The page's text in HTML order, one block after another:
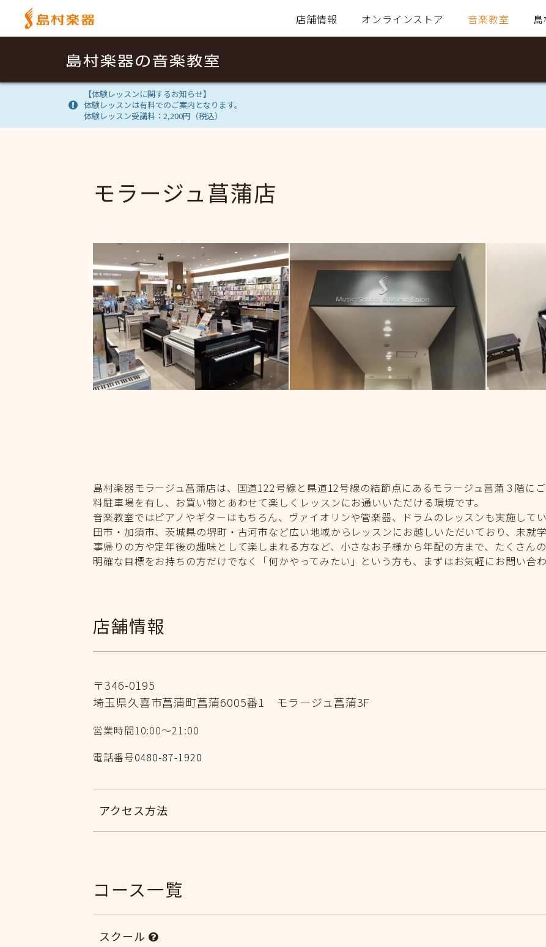
店舗情報 オンラインストア 音楽教室
【体験レッスンに関するお知らせ】
体験レッスンは有料でのご案内となります。
体験レッスン受講料：2,200円（税込）
モラージュ菖蒲店
島村楽器モラージュ菖蒲店は、国道122号線と県道12号線の結節点にあるモラージュ菖蒲３階に
料駐車場を有し、お買い物とあわせて楽しくレッスンにお通いいただける環境です。
音楽教室ではピアノやギターはもちろん、ヴァイオリンや管楽器、ドラムのレッスンも実施して
田市・加須市、茨城県の堺町・古河市など広い地域からレッスンにお越しいただいており、未就
事帰りの方や定年後の趣味として楽しまれる方など、小さなお子様から年配の方まで、たくさん
明確な目標をお持ちの方だけでなく「何かやってみたい」という方も、まずはお気軽にお問い合
店舗情報
〒346-0195
埼玉県久喜市菖蒲町菖蒲6005番1 モラージュ菖蒲3F
営業時間10:00〜21:00
電話番号0480-87-1920
アクセス方法
コース一覧
スクール